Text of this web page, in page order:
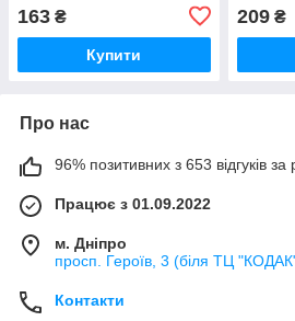
163 ₴
Купити
209₴
Про нас
96% позитивних з 653 відгуків за
Працює з 01.09.2022
м. Дніпро
просп. Героїв, 3 (біля ТЦ
Контакти